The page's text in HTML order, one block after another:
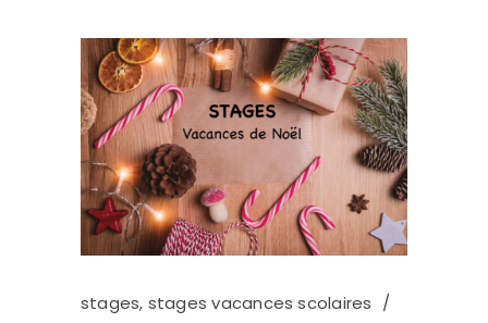
stages, stages vacances scolaires